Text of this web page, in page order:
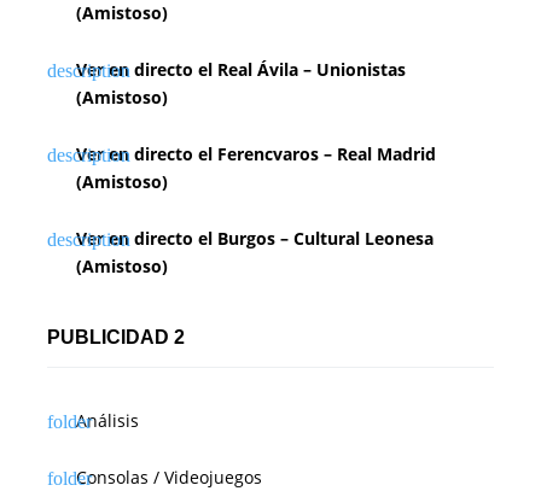
(Amistoso)
Ver en directo el Real Ávila – Unionistas
(Amistoso)
Ver en directo el Ferencvaros – Real Madrid
(Amistoso)
Ver en directo el Burgos – Cultural Leonesa
(Amistoso)
PUBLICIDAD 2
Análisis
Consolas / Videojuegos